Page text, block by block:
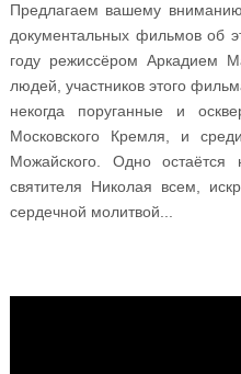
Предлагаем вашему
документальных фильмов об
году режиссёром Аркадием
людей, участников этого
некогда поруганные и
Московского Кремля, и
Можайского. Одно
святителя Николая всем,
сердечной молитвой...